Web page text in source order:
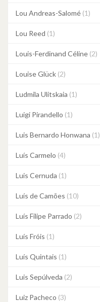
Lou Andreas-Salomé (1)
Lou Reed (1)
Louis-Ferdinand Céline (2)
Louise Glück (2)
Ludmila Ulitskaia (1)
Luigi Pirandello (1)
Luis Bernardo Honwana (1)
Luís Carmelo (4)
Luis Cernuda (1)
Luís de Camões (10)
Luís Filipe Parrado (2)
Luís Fróis (1)
Luís Quintais (1)
Luis Sepúlveda (2)
Luiz Pacheco (3)